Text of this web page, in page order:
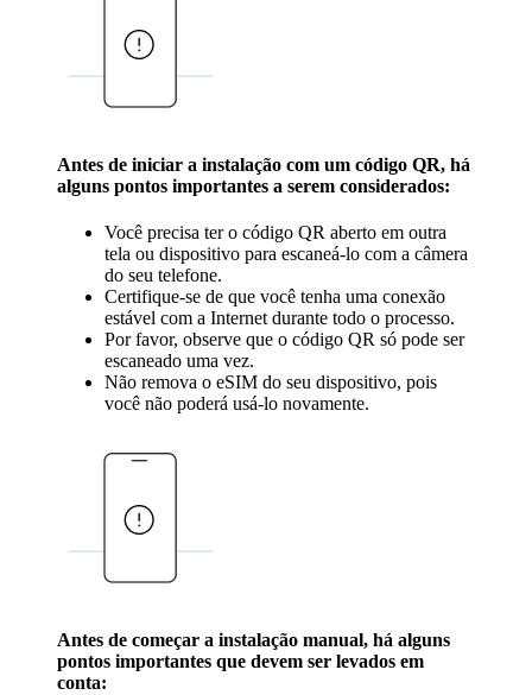
Antes de iniciar a instalação com um código QR, há
alguns pontos importantes a serem considerados:
Você precisa ter o código QR aberto em outra
tela ou dispositivo para escaneá-lo com a câmera
do seu telefone.
Certifique-se de que você tenha uma conexão
estável com a Internet durante todo o processo.
Por favor, observe que o código QR só pode ser
escaneado uma vez.
Não remova o eSIM do seu dispositivo, pois
você não poderá usá-lo novamente.
Antes de começar a instalação manual, há alguns
pontos importantes que devem ser levados em
conta: